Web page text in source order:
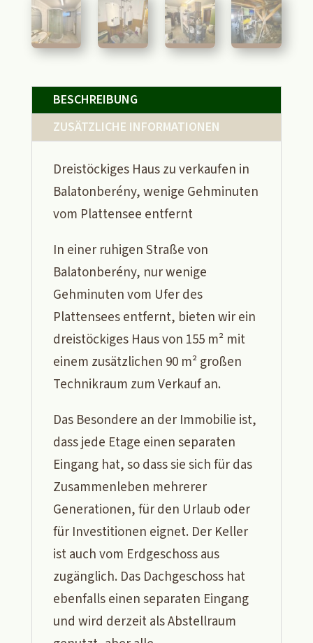
BESCHREIBUNG
ZUSÄTZLICHE INFORMATIONEN
Dreistöckiges Haus zu verkaufen in
Balatonberény, wenige Gehminuten
vom Plattensee entfernt
In einer ruhigen Straße von
Balatonberény, nur wenige
Gehminuten vom Ufer des
Plattensees entfernt, bieten wir ein
dreistöckiges Haus von 155 m² mit
einem zusätzlichen 90 m² großen
Technikraum zum Verkauf an.
Das Besondere an der Immobilie ist,
dass jede Etage einen separaten
Eingang hat, so dass sie sich für das
Zusammenleben mehrerer
Generationen, für den Urlaub oder
für Investitionen eignet. Der Keller
ist auch vom Erdgeschoss aus
zugänglich. Das Dachgeschoss hat
ebenfalls einen separaten Eingang
und wird derzeit als Abstellraum